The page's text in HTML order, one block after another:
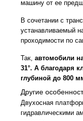
машину от ее
В сочетании с
устанавливаемый
проходимости по
Так, автомобили
31°. А благодаря
глубиной до 800
Другие
Двухосная
гидравлическими